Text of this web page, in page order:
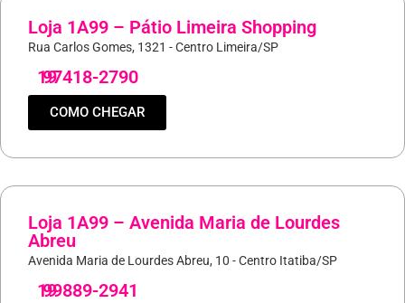
Loja 1A99 – Pátio Limeira Shopping
Rua Carlos Gomes, 1321 - Centro Limeira/SP
19
97418-2790
COMO CHEGAR
Loja 1A99 – Avenida Maria de Lourdes
Abreu
Avenida Maria de Lourdes Abreu, 10 - Centro Itatiba/SP
19
99889-2941